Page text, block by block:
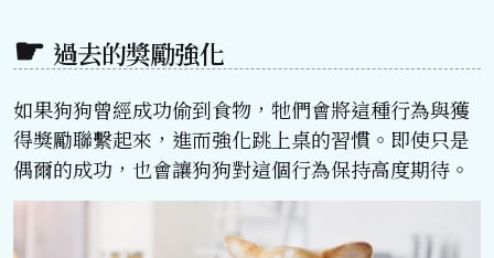
過去的獎勵強化
如果狗狗曾經成功偷到食物，牠們會將這種行為與獲
得獎勵聯繫起來，進而強化跳上桌的習慣。即使只是
偶爾的成功，也會讓狗狗對這個行為保持高度期待。